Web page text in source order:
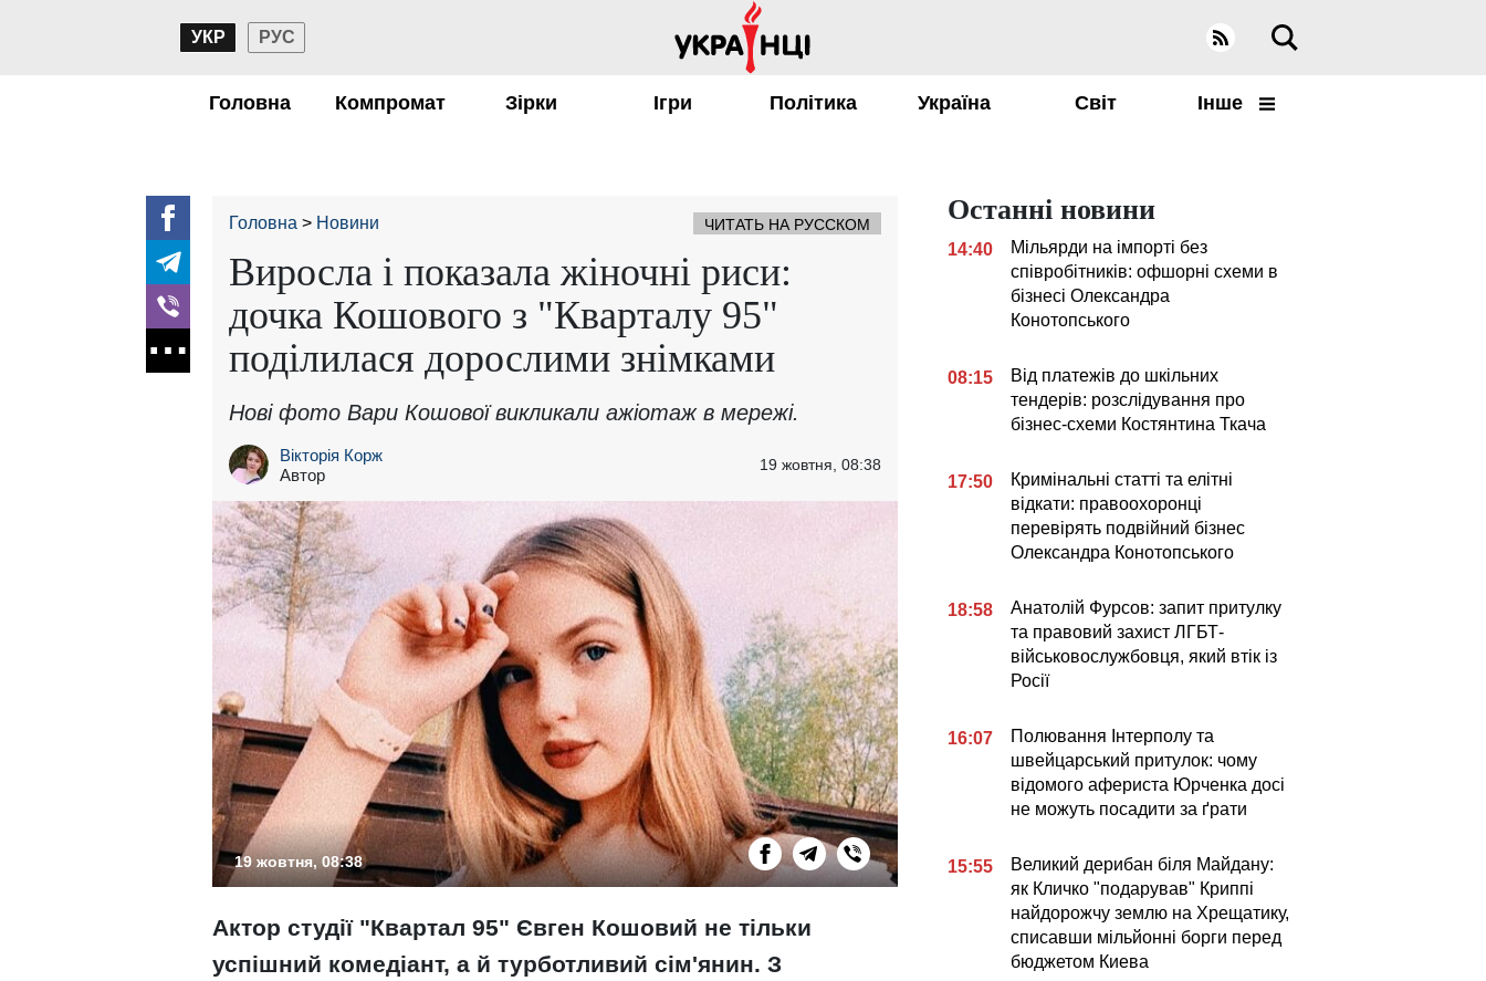
УКР РУС
Головна Компромат Зірки Ігри Політика Україна Світ Інше
Головна Новини ЧИТАТЬ НА РУССКОМ
Виросла і показала жіночні риси:
дочка Кошового з "Кварталу 95"
поділилася дорослими знімками
Нові фото Вари Кошової викликали ажіотаж в мережі.
Вікторія Корж
Автор
19 жовтня, 08:38
19 жовтня, 08:38
Актор студії "Квартал 95" Євген Кошовий не тільки
успішний комедіант, а й турботливий сім'янин. З
Останні новини
14:40
Мільярди на імпорті без
співробітників: офшорні схеми в
бізнесі Олександра
Конотопського
08:15
Від платежів до шкільних
тендерів: розслідування про
бізнес-схеми Костянтина Ткача
17:50
Кримінальні статті та елітні
відкати: правоохоронці
перевірять подвійний бізнес
Олександра Конотопського
18:58
Анатолій Фурсов: запит притулку
та правовий захист ЛГБТ-
військовослужбовця, який втік із
Росії
16:07
Полювання Інтерполу та
швейцарський притулок: чому
відомого афериста Юрченка досі
не можуть посадити за ґрати
15:55
Великий дерибан біля Майдану:
як Кличко "подарував" Криппі
найдорожчу землю на Хрещатику,
списавши мільйонні борги перед
бюджетом Киева